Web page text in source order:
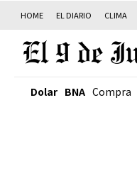
HOME EL DIARIO CLIMA
Dolar BNA Compra